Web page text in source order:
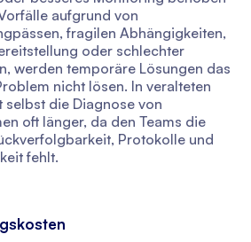
aufgrund von
fragilen Abhängigkeiten,
oder schlechter
werden temporäre Lösungen das
nicht lösen. In veralteten
selbst die Diagnose von
oft länger, da den Teams die
Protokolle und
fehlt.